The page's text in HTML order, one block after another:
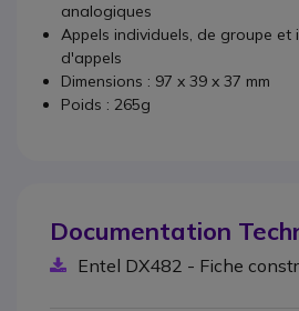
analogiques
Appels individuels, de groupe et
d'appels
Dimensions : 97 x 39 x 37 mm
Poids : 265g
Documentation
Entel DX482 - Fiche